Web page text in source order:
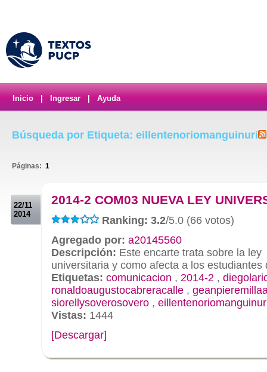
Inicio Ingresar Ayuda
Búsqueda por Etiqueta: eillentenoriomanguinuri
Páginas: 1
22/11
2014
2014-2 COM03 NUEVA LEY
Ranking: 3.2/5.0 (66 votos)
Agregado por: a20145560
Descripción: Este encarte trata sobre la ley
universitaria y como afecta a los estudiantes
Etiquetas: comunicacion , 2014-2 ,
ronaldoaugustocabreracalle ,
siorellysoverosovero ,
Vistas: 1444
[Descargar]